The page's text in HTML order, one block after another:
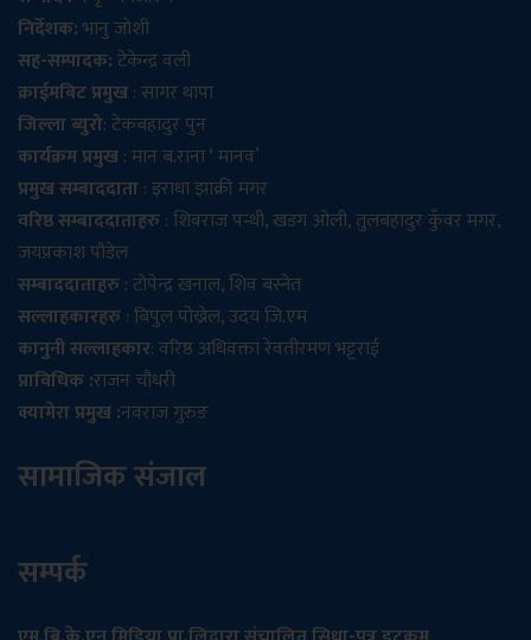
निर्देशक:भानु जोशी
सह-सम्पादक:टेकेन्द्र वली
क्राईमबिट प्रमुख: सागर थापा
जिल्ला ब्युरो: टेकबहादुर पुन
कार्यक्रम प्रमुख: मान ब.राना ‘ मानव’
प्रमुख सम्बाददाता: इराधा झाक्री मगर
वरिष्ठ सम्बाददाताहरु: शिवराज पन्थी, खडग ओली, तुलबहादुर कुँवर मगर,
जयप्रकाश पौडेल
सम्बाददाताहरु: टोपेन्द्र खनाल, शिव बस्नेत
सल्लाहकारहरु: बिपुल पोख्रेल, उदय जि.एम
कानुनी सल्लाहकार: वरिष्ठ अधिवक्ता रेवतीरमण भट्टराई
प्राविधिक :राजन चौधरी
क्यामेरा प्रमुख :नवराज गुरुङ
सामाजिक संजाल
सम्पर्क